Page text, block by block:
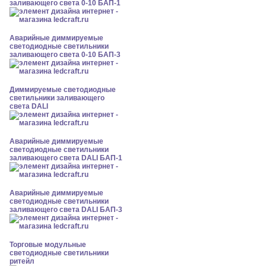
заливающего света 0-10 БАП-1
Аварийные диммируемые
светодиодные светильники
заливающего света 0-10 БАП-3
Диммируемые светодиодные
светильники заливающего
света DALI
Аварийные диммируемые
светодиодные светильники
заливающего света DALI БАП-1
Аварийные диммируемые
светодиодные светильники
заливающего света DALI БАП-3
Торговые модульные
светодиодные светильники
ритейл